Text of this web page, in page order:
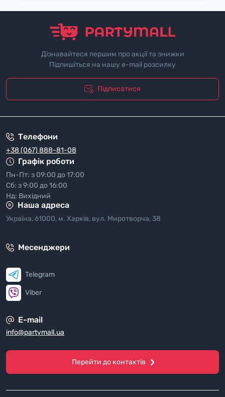
Дізнавайтеся першим про акції та знижки
Підпишіться на нашу e-mail розсилку
Підписатися
Телефони
+38 (067) 888-81-08
Графік роботи
Пн-Пт: з 09:00 до 17:00
Сб: з 9:00 до 16:00
Нд: Вихідний
Наша адреса
Україна, 61000, м. Харків, вул. Миротворча, 38
Месенджери
Telegram
Viber
E-mail
info@partymall.ua
Перейти до контактів